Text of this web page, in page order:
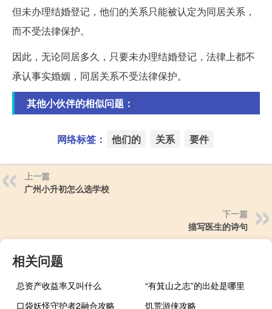
但未办理结婚登记，他们的关系只能被认定为同居关系，
而不受法律保护。
因此，无论同居多久，只要未办理结婚登记，法律上都不
承认事实婚姻，同居关系不受法律保护。
其他小伙伴的相似问题：
网络标签： 他们的 关系 要件
上一篇
广州小升初怎么选学校
下一篇
描写医生的诗句
相关问题
总资产收益率又叫什么
“有箕山之志”的出处是哪里
口袋妖怪守护者2融合攻略
饥荒游侠攻略